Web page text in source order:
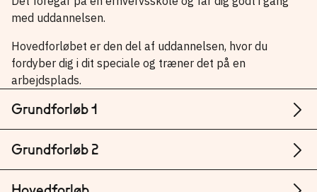
med uddannelsen.
Hovedforløbet er den del af uddannelsen, hvor du
fordyber dig i dit speciale og træner det på en
arbejdsplads.
Grundforløb 1
Grundforløb 2